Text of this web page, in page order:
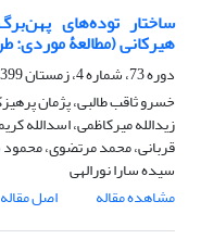
ساختار توده‌های
هیرکانی (مطالعۀ موردی:
دوره 73، شماره 4، زمستان 1399، صفحه
خسرو ثاقب طالبی، پژمان
زیدالله میرکاظمی،
قربانی، محمد مرتضوی،
سیده سارا نورالهی
مشاهده مقاله
اصل مقاله